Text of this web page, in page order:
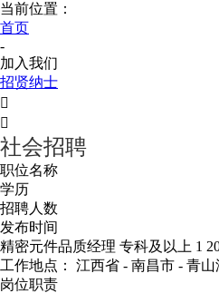
当前位置：
首页
-
加入我们
招贤纳士


社会招聘
职位名称
学历
招聘人数
发布时间
精密元件品质经理 专科及以上 1
工作地点： 江西省 - 南昌市 - 青山
岗位职责